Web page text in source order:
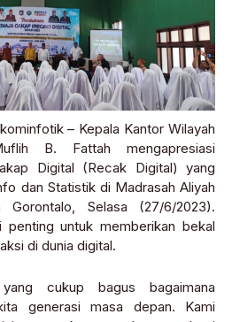
– Kepala Kantor Wilayah
B. Fattah mengapresiasi
Digital (Recak Digital) yang
dan Statistik di Madrasah Aliyah
Selasa (27/6/2023).
penting untuk memberikan bekal
di dunia digital.
cukup bagus bagaimana
generasi masa depan. Kami